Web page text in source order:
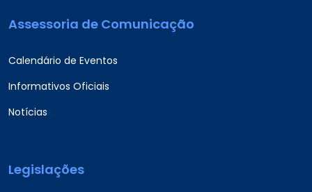
Assessoria de Comunicação
Calendário de Eventos
Informativos Oficiais
Notícias
Legislações